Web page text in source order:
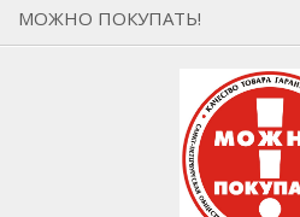
МОЖНО ПОКУПАТЬ!